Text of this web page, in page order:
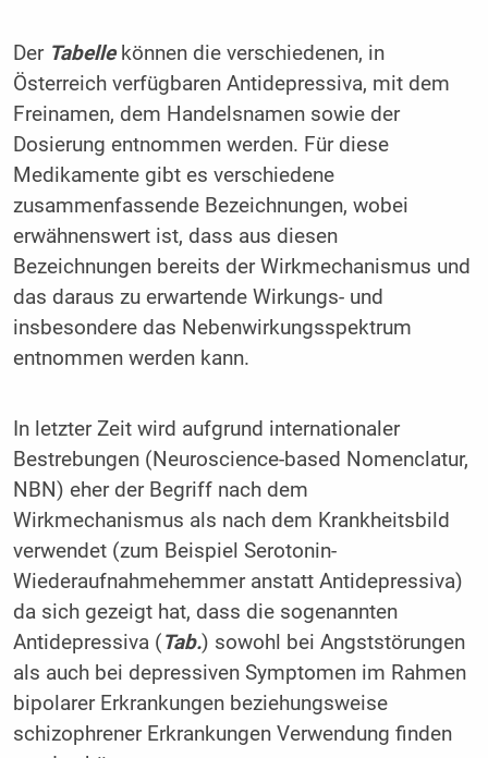
Der Tabellekönnen die verschiedenen, in
Österreich verfügbaren Antidepressiva, mit dem
Freinamen, dem Handelsnamen sowie der
Dosierung entnommen werden. Für diese
Medikamente gibt es verschiedene
zusammenfassende Bezeichnungen, wobei
erwähnenswert ist, dass aus diesen
Bezeichnungen bereits der Wirkmechanismus und
das daraus zu erwartende Wirkungs- und
insbesondere das Nebenwirkungsspektrum
entnommen werden kann.
In letzter Zeit wird aufgrund internationaler
Bestrebungen (Neuroscience-based Nomenclatur,
NBN) eher der Begriff nach dem
Wirkmechanismus als nach dem Krankheitsbild
verwendet (zum Beispiel Serotonin-
Wiederaufnahmehemmer anstatt Antidepressiva)
da sich gezeigt hat, dass die sogenannten
Antidepressiva (Tab.) sowohl bei Angststörungen
als auch bei depressiven Symptomen im Rahmen
bipolarer Erkrankungen beziehungsweise
schizophrener Erkrankungen Verwendung finden